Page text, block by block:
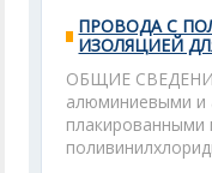
ПРОВОДА С
ИЗОЛЯЦИЕЙ
ОБЩИЕ
алюминиевыми